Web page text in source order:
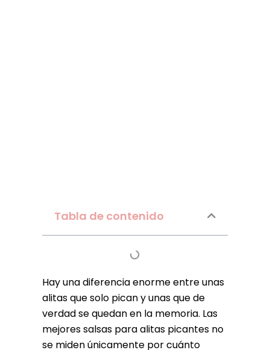
Tabla de contenido
Hay una diferencia enorme entre unas
alitas que solo pican y unas que de
verdad se quedan en la memoria. Las
mejores salsas para alitas picantes no
se miden únicamente por cuánto